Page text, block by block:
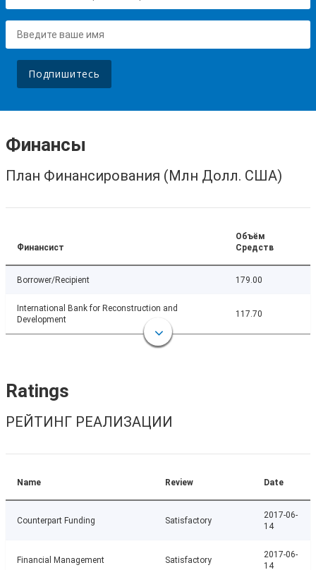
Подпишитесь
Финансы
План Финансирования (Млн Долл. США)
Финансист
Объём
Средств
Borrower/Recipient 179.00
International Bank for Reconstruction and
Development
117.70
Ratings
РЕЙТИНГ РЕАЛИЗАЦИИ
Name Review Date
Counterpart Funding Satisfactory
2017-06-
14
Financial Management Satisfactory
2017-06-
14